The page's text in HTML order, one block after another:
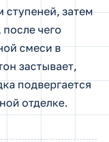
ступеней, затем
чего
смеси в
застывает,
подвергается
отделке.